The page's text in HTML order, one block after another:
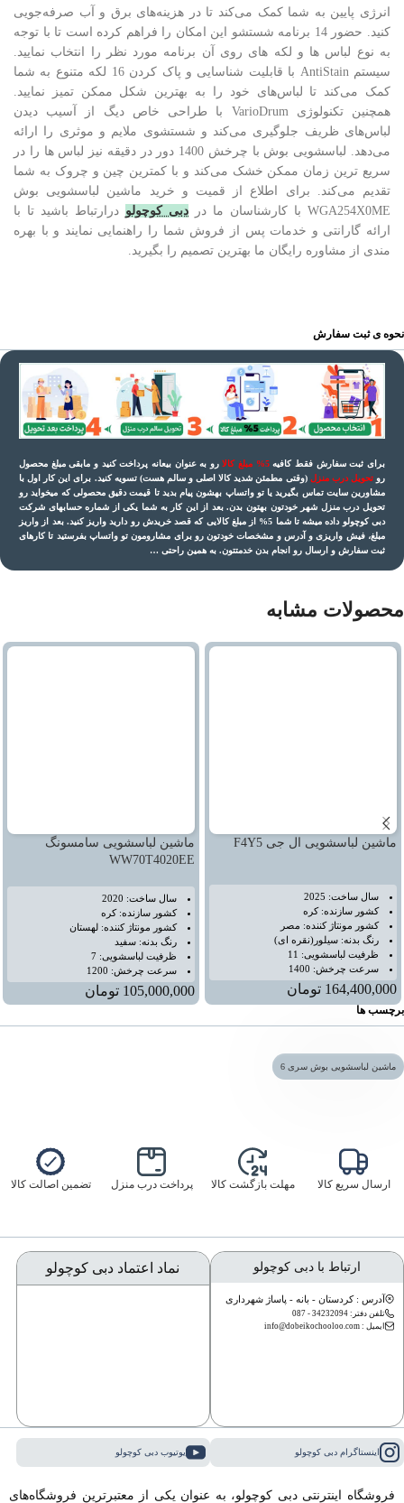
انرژی پایین به شما کمک می‌کند تا در هزینه‌های برق و آب صرفه‌جویی
کنید. حضور 14 برنامه شستشو این امکان را فراهم کرده است تا با توجه
به نوع لباس ها و لکه های روی آن برنامه مورد نظر را انتخاب نمایید.
سیستم AntiStain با قابلیت شناسایی و پاک کردن 16 لکه متنوع به شما
کمک می‌کند تا لباس‌های خود را به بهترین شکل ممکن تمیز نمایید.
همچنین تکنولوژی VarioDrum با طراحی خاص دیگ از آسیب دیدن
لباس‌های ظریف جلوگیری می‌کند و شستشوی ملایم و موثری را ارائه
می‌دهد. لباسشویی بوش با چرخش 1400 دور در دقیقه نیز لباس ها را در
سریع ترین زمان ممکن خشک می‌کند و با کمترین چین و چروک به شما
تقدیم می‌کند. برای اطلاع از قمیت و خرید ماشین لباسشویی بوش
WGA254X0ME با کارشناسان ما در
دبی کوچولو درارتباط باشید تا با
ارائه گارانتی و خدمات پس از فروش شما را راهنمایی نمایند و با بهره
مندی از مشاوره رایگان ما بهترین تصمیم را بگیرید.
نحوه ی ثبت سفارش
برای ثبت سفارش فقط کافیه5% مبلغ کالا
رو به عنوان بیعانه پرداخت کنید و مابقی مبلغ محصول
روتحویل درب منزل (وقتی مطمئن شدید کالا اصلی و سالم هست) تسویه کنید. برای این کار اول با
مشاورین سایت تماس بگیرید یا تو واتساپ بهشون پیام بدید تا قیمت دقیق محصولی که میخواید رو
تحویل درب منزل شهر خودتون بهتون بدن. بعد از این کار به شما یکی از شماره حسابهای شرکت
دبی کوچولو داده میشه تا شما 5% از مبلغ کالایی که قصد خریدش رو دارید واریز کنید. بعد از واریز
مبلغ، فیش واریزی و آدرس و مشخصات خودتون رو برای مشارومون تو واتساپ بفرستید تا کارهای
ثبت سفارش و ارسال رو انجام بدن خدمتتون. به همین راحتی …
محصولات مشابه
ماشین لباسشویی ال جی F4Y5
سال ساخت: 2025
کشور سازنده: کره
کشور مونتاژ کننده: مصر
رنگ بدنه: سیلور(نقره ای)
ظرفیت لباسشویی: 11
سرعت‌ چرخش: 1400
164,400,000 تومان
ماشین لباسشویی سامسونگ
WW70T4020EE
سال ساخت: 2020
کشور سازنده: کره
کشور مونتاژ کننده: لهستان
رنگ بدنه: سفید
ظرفیت لباسشویی: 7
سرعت‌ چرخش: 1200
105,000,000 تومان
برچسب ها
ماشین لباسشویی بوش سری 6
ارسال سریع کالا مهلت بازگشت کالا پرداخت درب منزل تضمین اصالت کالا
ارتباط با دبی کوچولو
آدرس : کردستان - بانه - پاساژ شهرداری
تلفن دفتر: 34232094 - 087
ایمیل : info@dobeikochooloo.com
نماد اعتماد دبی کوچولو
اینستاگرام دبی کوچولو یوتیوب دبی کوچولو
فروشگاه اینترنتی دبی کوچولو، به عنوان یکی از معتبرترین فروشگاه‌های